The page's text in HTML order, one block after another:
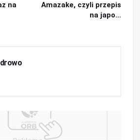
na
Amazake, czyli przepis
na japo...